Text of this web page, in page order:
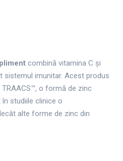
combină vitamina C și
sistemul imunitar. Acest produs
o formă de zinc
studiile clinice o
alte forme de zinc din